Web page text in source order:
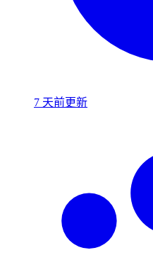
7 天前更新